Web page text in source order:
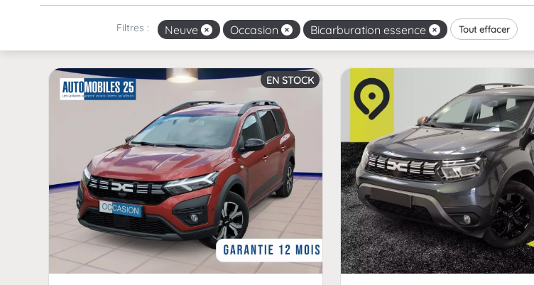
Filtres : Neuve Occasion Bicarburation essence Tout effacer
EN STOCK